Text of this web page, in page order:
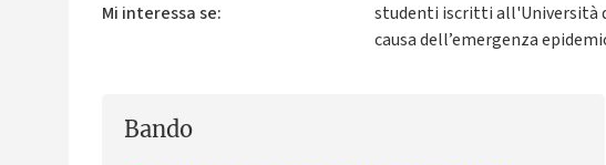
Mi interessa se:
studenti iscritti all'Università
causa dell’emergenza
Bando